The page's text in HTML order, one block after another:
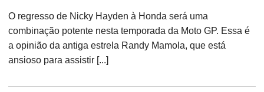
O regresso de Nicky Hayden à Honda será uma
combinação potente nesta temporada da Moto GP. Essa é
a opinião da antiga estrela Randy Mamola, que está
ansioso para assistir [...]